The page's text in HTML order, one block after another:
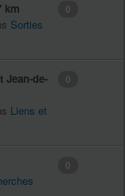
km
Sorties
0
Jean-de-
Liens et
0
0